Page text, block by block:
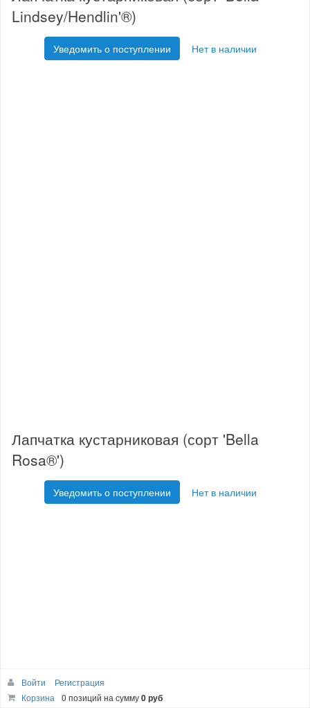
Lindsey/Hendlin'®)
Уведомить о поступлении Нет в наличии
Лапчатка кустарниковая (сорт 'Bella
Rosa®')
Уведомить о поступлении Нет в наличии
Войти
Регистрация
Корзина
0 позиций на сумму0 руб